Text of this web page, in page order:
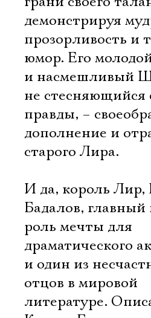
демонстрируя
прозорливость и
юмор. Его
и насмешливый
не стесняющийся
правды, –
дополнение и
старого Лира.
И да, король Лир,
Бадалов, главный
роль мечты для
драматического
и один из
отцов в мировой
литературе.